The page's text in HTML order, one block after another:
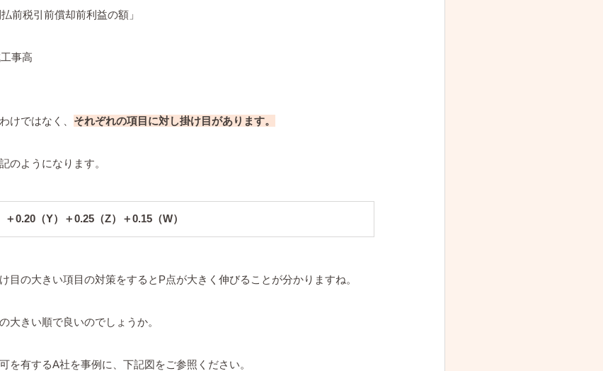
前税引前償却前利益の額」
事高
けではなく、 それぞれの項目に対し掛け目があります。
のようになります。
0.20（Y）＋0.25（Z）＋0.15（W）
目の大きい項目の対策をするとP点が大きく伸びることが分かりますね。
大きい順で良いのでしょうか。
を有するA社を事例に、下記図をご参照ください。